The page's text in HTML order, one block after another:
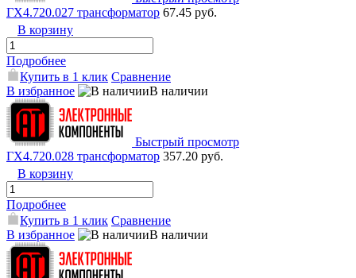
ГХ4.720.027 трансформатор 67.45 руб.
В корзину
Подробнее
Купить в 1 клик Сравнение
В избранное
В наличии
Быстрый просмотр
ГХ4.720.028 трансформатор 357.20 руб.
В корзину
Подробнее
Купить в 1 клик Сравнение
В избранное
В наличии